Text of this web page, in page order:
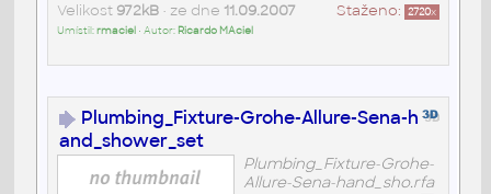
Staženo: 2720x
Velikost 972kB• ze dne 11.09.2007
Umístil:rmaciel • Autor: Ricardo MAciel
Plumbing_Fixture-Grohe-Allure-Sena-h
and_shower_set
Plumbing_Fixture-Grohe-
Allure-Sena-hand_sho.rfa